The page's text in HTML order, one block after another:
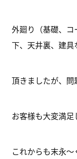
外廻り（基礎、
下、天井裏、建
頂きましたが、
お客様も大変満足
これからも末永